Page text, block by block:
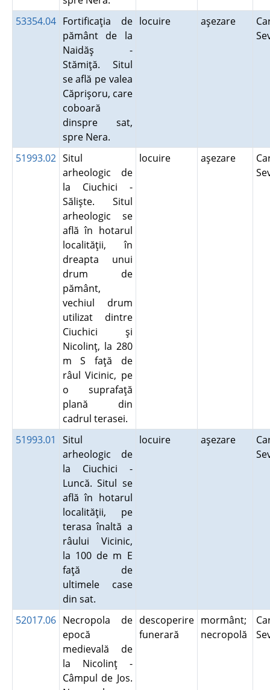
53354.04 Fortificaţia de
pământ de la
Naidăş -
Stămiţă. Situl
se află pe valea
Căprişoru, care
coboară
dinspre sat,
spre Nera.
locuire aşezare
51993.02 Situl
arheologic de
la Ciuchici -
Sălişte. Situl
arheologic se
află în hotarul
localităţii, în
dreapta unui
drum de
pământ,
vechiul drum
utilizat dintre
Ciuchici şi
Nicolinţ, la 280
m S faţă de
râul Vicinic, pe
o suprafaţă
plană din
cadrul terasei.
locuire aşezare
51993.01
Situl
arheologic de
la Ciuchici -
Luncă. Situl se
află în hotarul
localităţii, pe
terasa înaltă a
râului Vicinic,
la 100 de m E
faţă de
ultimele case
din sat.
locuire aşezare
52017.06 Necropola de
epocă
medievală de
la Nicolinţ -
Câmpul de Jos.
descoperire
funerară
mormânt;
necropolă